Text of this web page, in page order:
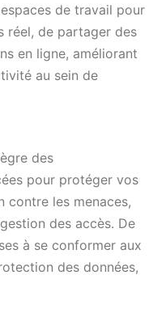
de travail pour
réel, de partager des
en ligne, améliorant
au sein de
des
pour protéger vos
contre les menaces,
des accès. De
à se conformer aux
des données,